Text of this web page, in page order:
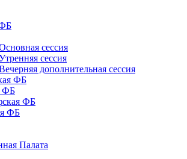
сессия
сессия
дополнительная сессия
ФБ
ФБ
ФБ
ФБ
Палата